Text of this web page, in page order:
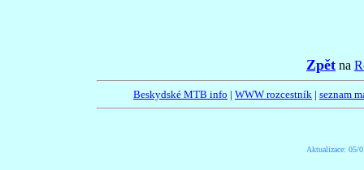
Zpět na
Beskydské MTB info | WWW rozcestník | seznam
Aktualizace: 05/